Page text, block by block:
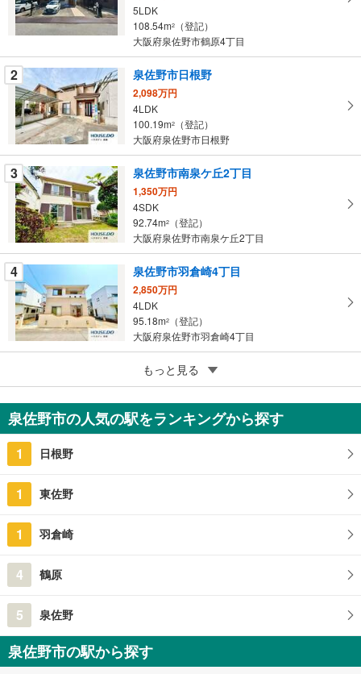
・
条
件
を
マ
イ
ペ
ー
ジ
に
保
存
す
る
5LDK
108.54m2
（登記）
大阪府泉佐野市鶴原4丁目
2 泉佐野市日根野
2,098万円
4LDK
100.19m2
（登記）
大阪府泉佐野市日根野
3 泉佐野市南泉ケ丘2丁目
1,350万円
4SDK
92.74m2
（登記）
大阪府泉佐野市南泉ケ丘2丁目
4 泉佐野市羽倉崎4丁目
2,850万円
4LDK
95.18m2
（登記）
大阪府泉佐野市羽倉崎4丁目
泉佐野市鶴原
1,588万円
3LDK
83.22m （登記）
大阪府泉佐野市鶴原
もっと見る
泉佐野市の人気の駅をランキングから探す
1 日根野
1 東佐野
1 羽倉崎
4 鶴原
5 泉佐野
泉佐野市の駅から探す